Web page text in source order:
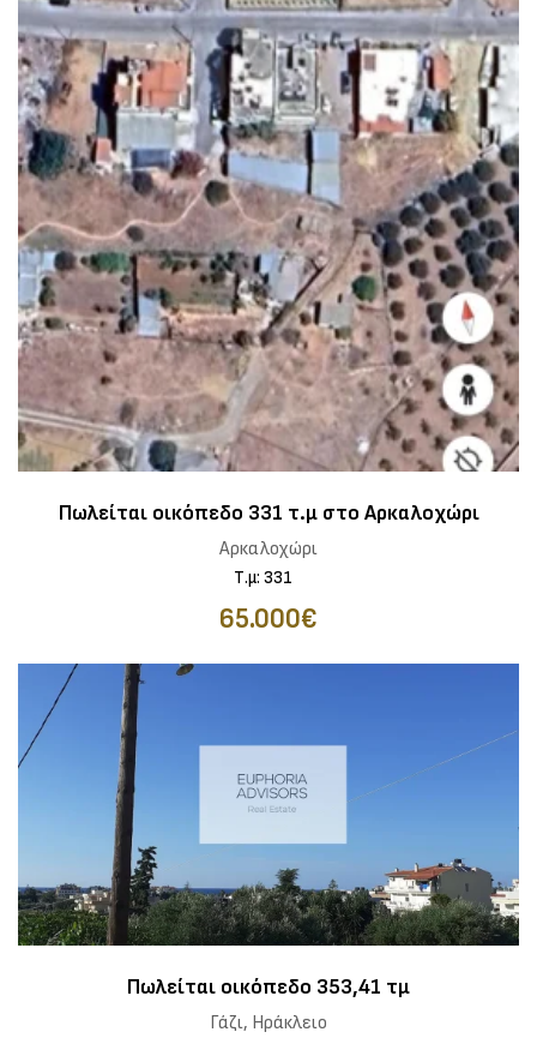
Πωλείται οικόπεδο 331 τ.μ στο Αρκαλοχώρι
Αρκαλοχώρι
Τ.μ: 331
65.000€
Πωλείται οικόπεδο 353,41 τμ
Γάζι, Ηράκλειο